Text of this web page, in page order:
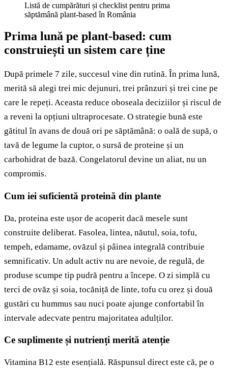
Listă de cumpărături și checklist pentru prima
săptămână plant-based în România
Prima lună pe plant-based: cum
construiești un sistem care ține
După primele 7 zile, succesul vine din rutină. În prima lună,
merită să alegi trei mic dejunuri, trei prânzuri și trei cine pe
care le repeți. Aceasta reduce oboseala deciziilor și riscul de
a reveni la opțiuni ultraprocesate. O strategie bună este
gătitul în avans de două ori pe săptămână: o oală de supă, o
tavă de legume la cuptor, o sursă de proteine și un
carbohidrat de bază. Congelatorul devine un aliat, nu un
compromis.
Cum iei suficientă proteină din plante
Da, proteina este ușor de acoperit dacă mesele sunt
construite deliberat. Fasolea, lintea, năutul, soia, tofu,
tempeh, edamame, ovăzul și pâinea integrală contribuie
semnificativ. Un adult activ nu are nevoie, de regulă, de
produse scumpe tip pudră pentru a începe. O zi simplă cu
terci de ovăz și soia, tocăniță de linte, tofu cu orez și două
gustări cu hummus sau nuci poate ajunge confortabil în
intervale adecvate pentru majoritatea adulților.
Ce suplimente și nutrienți merită atenție
Vitamina B12 este esențială. Răspunsul direct este că, pe o